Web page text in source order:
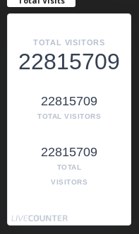
TOTAL VISITORS
22815709
22815709
TOTAL VISITORS
22815709
TOTAL
VISITORS